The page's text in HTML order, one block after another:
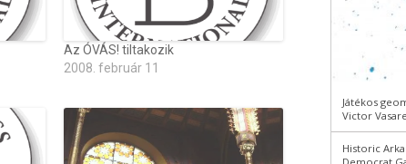
Az ÓVÁS! tiltakozik
2008. február 11